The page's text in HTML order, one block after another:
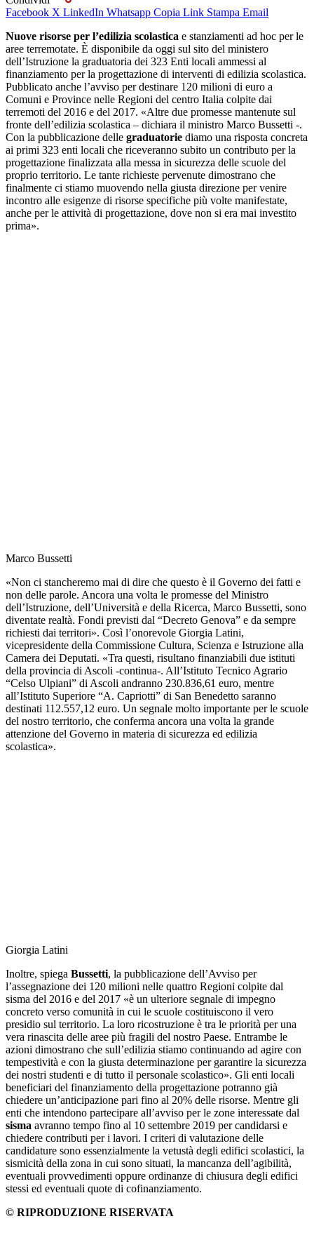
Facebook X LinkedIn Whatsapp Copia Link Stampa Email
Nuove risorse per l’edilizia scolastica e stanziamenti ad hoc per le
aree terremotate. È disponibile da oggi sul sito del ministero
dell’Istruzione la graduatoria dei 323 Enti locali ammessi al
finanziamento per la progettazione di interventi di edilizia scolastica.
Pubblicato anche l’avviso per destinare 120 milioni di euro a
Comuni e Province nelle Regioni del centro Italia colpite dai
terremoti del 2016 e del 2017. «Altre due promesse mantenute sul
fronte dell’edilizia scolastica – dichiara il ministro Marco Bussetti -.
Con la pubblicazione delle graduatorie diamo una risposta concreta
ai primi 323 enti locali che riceveranno subito un contributo per la
progettazione finalizzata alla messa in sicurezza delle scuole del
proprio territorio. Le tante richieste pervenute dimostrano che
finalmente ci stiamo muovendo nella giusta direzione per venire
incontro alle esigenze di risorse specifiche più volte manifestate,
anche per le attività di progettazione, dove non si era mai investito
prima».
Marco Bussetti
«Non ci stancheremo mai di dire che questo è il Governo dei fatti e
non delle parole. Ancora una volta le promesse del Ministro
dell’Istruzione, dell’Università e della Ricerca, Marco Bussetti, sono
diventate realtà. Fondi previsti dal “Decreto Genova” e da sempre
richiesti dai territori». Così l’onorevole Giorgia Latini,
vicepresidente della Commissione Cultura, Scienza e Istruzione alla
Camera dei Deputati. «Tra questi, risultano finanziabili due istituti
della provincia di Ascoli -continua-. All’Istituto Tecnico Agrario
“Celso Ulpiani” di Ascoli andranno 230.836,61 euro, mentre
all’Istituto Superiore “A. Capriotti” di San Benedetto saranno
destinati 112.557,12 euro. Un segnale molto importante per le scuole
del nostro territorio, che conferma ancora una volta la grande
attenzione del Governo in materia di sicurezza ed edilizia
scolastica».
Giorgia Latini
Inoltre, spiega Bussetti, la pubblicazione dell’Avviso per
l’assegnazione dei 120 milioni nelle quattro Regioni colpite dal
sisma del 2016 e del 2017 «è un ulteriore segnale di impegno
concreto verso comunità in cui le scuole costituiscono il vero
presidio sul territorio. La loro ricostruzione è tra le priorità per una
vera rinascita delle aree più fragili del nostro Paese. Entrambe le
azioni dimostrano che sull’edilizia stiamo continuando ad agire con
tempestività e con la giusta determinazione per garantire la sicurezza
dei nostri studenti e di tutto il personale scolastico». Gli enti locali
beneficiari del finanziamento della progettazione potranno già
chiedere un’anticipazione pari fino al 20% delle risorse. Mentre gli
enti che intendono partecipare all’avviso per le zone interessate dal
sisma avranno tempo fino al 10 settembre 2019 per candidarsi e
chiedere contributi per i lavori. I criteri di valutazione delle
candidature sono essenzialmente la vetustà degli edifici scolastici, la
sismicità della zona in cui sono situati, la mancanza dell’agibilità,
eventuali provvedimenti oppure ordinanze di chiusura degli edifici
stessi ed eventuali quote di cofinanziamento.
© RIPRODUZIONE RISERVATA